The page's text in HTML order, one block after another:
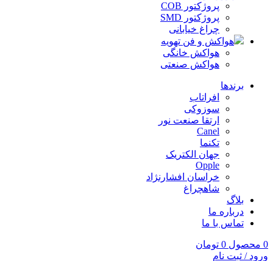
پروژکتور COB
پروژکتور SMD
چراغ خیابانی
هواکش و فن تهویه
هواکش خانگی
هواکش صنعتی
برندها
افراتاب
سوزوکی
ارتقا صنعت نور
Canel
تکنما
جهان الکتریک
Opple
خراسان افشارنژاد
شاهچراغ
بلاگ
درباره ما
تماس با ما
0 محصول 0 تومان
ورود / ثبت نام